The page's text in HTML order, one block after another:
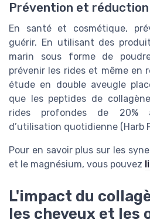
Prévention et
En santé et cosmétique,
guérir. En utilisant des
marin sous forme de
prévenir les rides et même en
étude en double aveugle
que les peptides de
rides profondes de 20%
d’utilisation quotidienne (Harb
Pour en savoir plus sur les
et le magnésium, vous pouvez
L'impact du
les cheveux et les